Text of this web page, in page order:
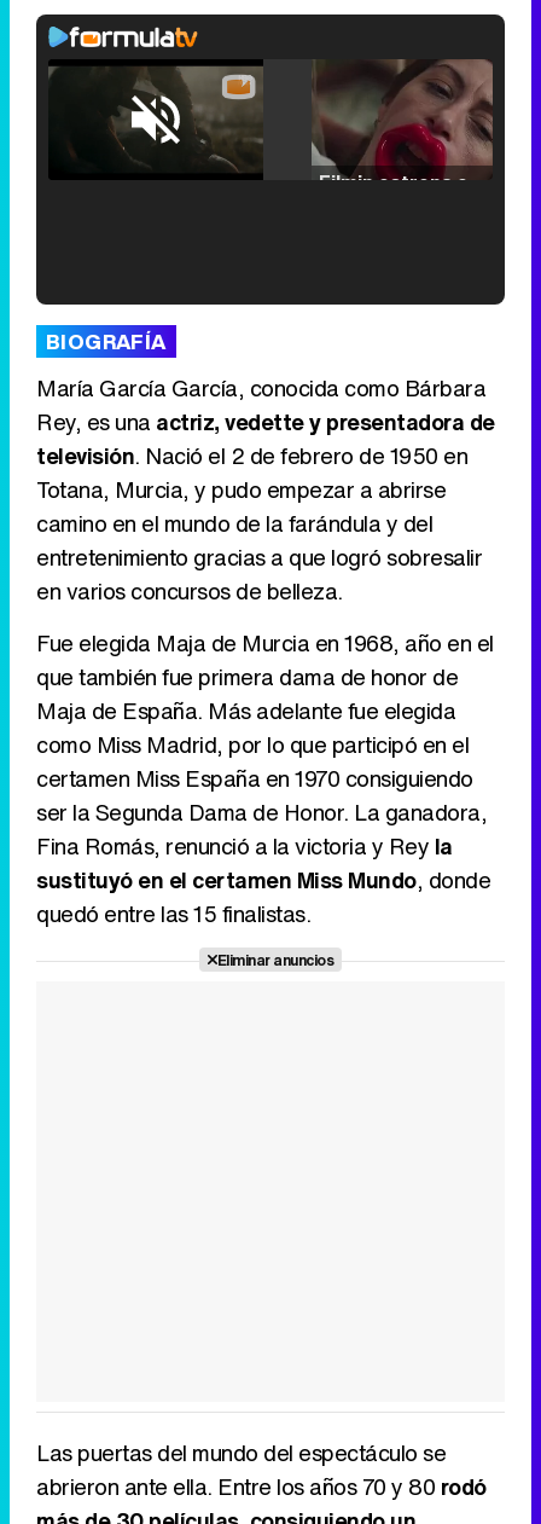
Unmute /
Loaded:
25.30%
Tráiler de '33 días', la nueva serie de Atresplayer con Julián Villagrán y José Manuel Poga
Tráiler de la tercera temporada de 'The Walking Dead: Dead City' de AMC+
Canción ganadora de Eurovisión 2026: DARA con "Bangaranga" por Bulgaria
BIOGRAFÍA
María García García, conocida como Bárbara
Rey, es una actriz, vedette y presentadora de
televisión. Nació el 2 de febrero de 1950 en
Totana, Murcia, y pudo empezar a abrirse
camino en el mundo de la farándula y del
entretenimiento gracias a que logró sobresalir
en varios concursos de belleza.
Fue elegida Maja de Murcia en 1968, año en el
que también fue primera dama de honor de
Maja de España. Más adelante fue elegida
como Miss Madrid, por lo que participó en el
certamen Miss España en 1970 consiguiendo
ser la Segunda Dama de Honor. La ganadora,
Fina Romás, renunció a la victoria y Rey la
sustituyó en el certamen Miss Mundo, donde
quedó entre las 15 finalistas.
Eliminar anuncios
Las puertas del mundo del espectáculo se
abrieron ante ella. Entre los años 70 y 80 rodó